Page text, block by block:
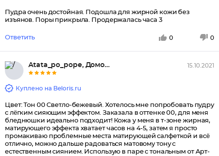
Пудра очень достойная. Подошла для жирной кожи без
изъянов. Поры прикрыла. Продержалась часа 3
Ответить 0 0
Atata_po_pope, Домодедово 15.10.2021
Куплено на Beloris.ru
Цвет: Тон 00 Светло-бежевый. Хотелось мне попробовать пудру
с лëгким сияющим эффектом. Заказала в оттенке 00, для меня
бледнюшки идеально подходит! Кожа у меня в т-зоне жирная,
матирующего эффекта хватает часов на 4-5, затем я просто
промакиваю проблемные места матирующей салфеткой и всë
отлично, можно дальше радоваться матовому тону с
естественным сиянием. Использую в паре с тональным от Арт-